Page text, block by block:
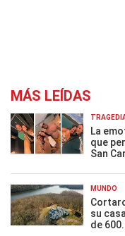
MÁS LEÍDAS
La
que
San
MUNDO
su
de